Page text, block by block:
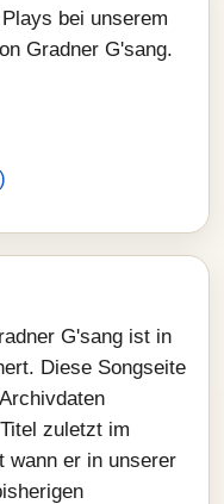
bei unserem
Gradner G'sang.
G'sang ist in
Diese Songseite
zuletzt im
wann er in unserer